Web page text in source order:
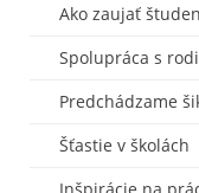
Ako zaujať
Spolupráca s
Predchádzame
Šťastie v školách